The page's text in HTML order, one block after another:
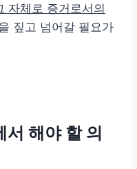
자체로 증거로서의
짚고 넘어갈 필요가
서 해야 할 의